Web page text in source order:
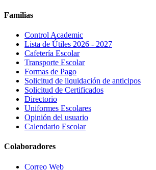
Familias
Control Academic
Lista de Útiles 2026 - 2027
Cafetería Escolar
Transporte Escolar
Formas de Pago
Solicitud de liquidación de anticipos
Solicitud de Certificados
Directorio
Uniformes Escolares
Opinión del usuario
Calendario Escolar
Colaboradores
Correo Web